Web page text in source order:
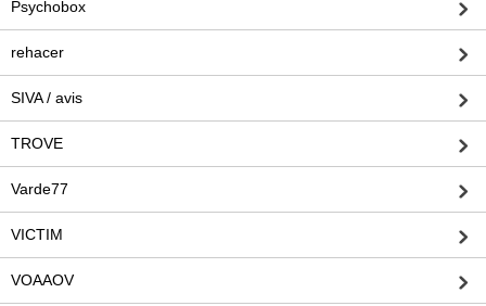
Psychobox
rehacer
SIVA / avis
TROVE
Varde77
VICTIM
VOAAOV